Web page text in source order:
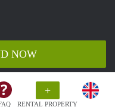
+
RENTAL PROPERTY
NOW